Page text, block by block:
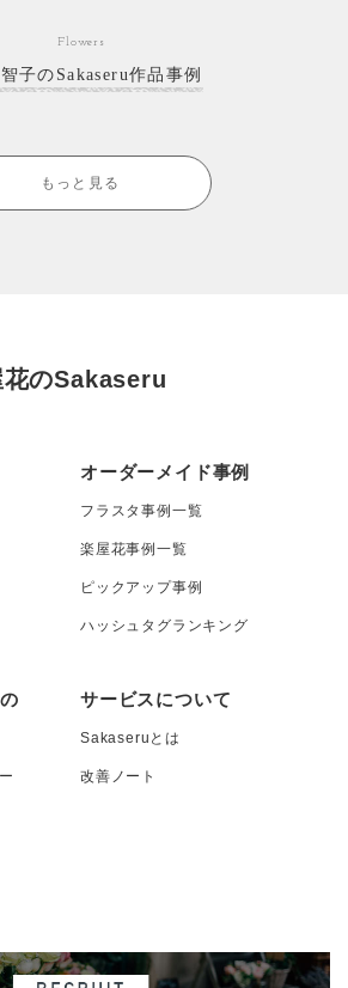
Flowers
子のSakaseru作品事例
もっと見る
花のSakaseru
オーダーメイド事例
フラスタ事例一覧
楽屋花事例一覧
ピックアップ事例
ハッシュタグランキング
サービスについて
Sakaseruとは
改善ノート